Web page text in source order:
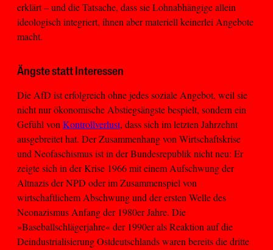
erklärt – und die Tatsache, dass sie Lohnabhängige allein
ideologisch integriert, ihnen aber materiell keinerlei Angebote
macht.
Ängste statt Interessen
Die AfD ist erfolgreich ohne jedes soziale Angebot, weil sie
nicht nur ökonomische Abstiegsängste bespielt, sondern ein
Gefühl vonKontrollverlust, dass sich im letzten Jahrzehnt
ausgebreitet hat. Der Zusammenhang von Wirtschaftskrise
und Neofaschismus ist in der Bundesrepublik nicht neu: Er
zeigte sich in der Krise 1966 mit einem Aufschwung der
Altnazis der NPD oder im Zusammenspiel von
wirtschaftlichem Abschwung und der ersten Welle des
Neonazismus Anfang der 1980er Jahre. Die
»Baseballschlägerjahre« der 1990er als Reaktion auf die
Deindustrialisierung Ostdeutschlands waren bereits die dritte